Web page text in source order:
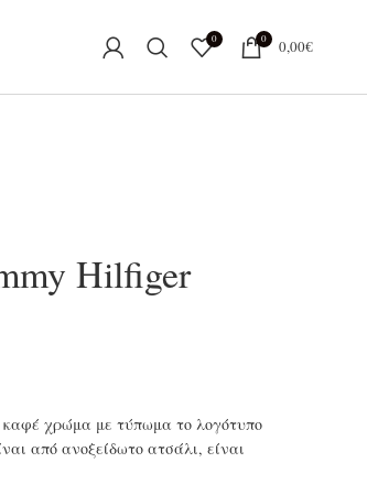
0 0 0,00€
Hilfiger
καφέ χρώμα με τύπωμα το λογότυπο
από ανοξείδωτο ατσάλι, είναι